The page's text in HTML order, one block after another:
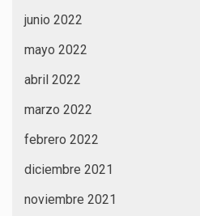
junio 2022
mayo 2022
abril 2022
marzo 2022
febrero 2022
diciembre 2021
noviembre 2021